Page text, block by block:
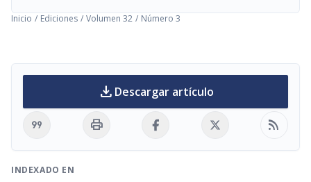
Inicio / Ediciones / Volumen 32 / Número 3
download Descargar artículo
format_quote print rss_feed
INDEXADO EN